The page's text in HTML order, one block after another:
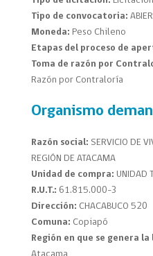
Tipo de convocatoria:
Moneda: Peso Chileno
Etapas del proceso de
Toma de razón por
Razón por Contraloría
Organismo
Razón social: SERVICIO DE
REGIÓN DE ATACAMA
Unidad de compra: UNIDAD
R.U.T.: 61.815.000-3
Dirección: CHACABUCO 520
Comuna: Copiapó
Región en que se genera